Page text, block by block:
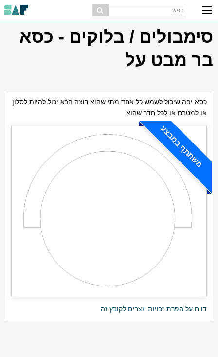
סימבולים / בלוקים - כסא
בר מבט על
כסא יפה שיכול לשמש כל אחד מתי שהוא רוצה הכא יכול להיות לסלון
או למטבח או לכל חדר שהוא
משתתף במבצע
דווח על הפרת זכויות יוצרים לקובץ זה